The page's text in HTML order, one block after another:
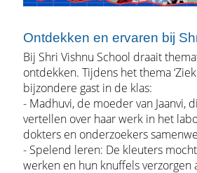
Ontdekken en ervaren bij
Bij Shri Vishnu School draait
ontdekken. Tijdens het thema
bijzondere gast in de klas:
- Madhuvi, de moeder van Jaanvi,
vertellen over haar werk in het
dokters en onderzoekers
- Spelend leren: De kleuters
werken en hun knuffels